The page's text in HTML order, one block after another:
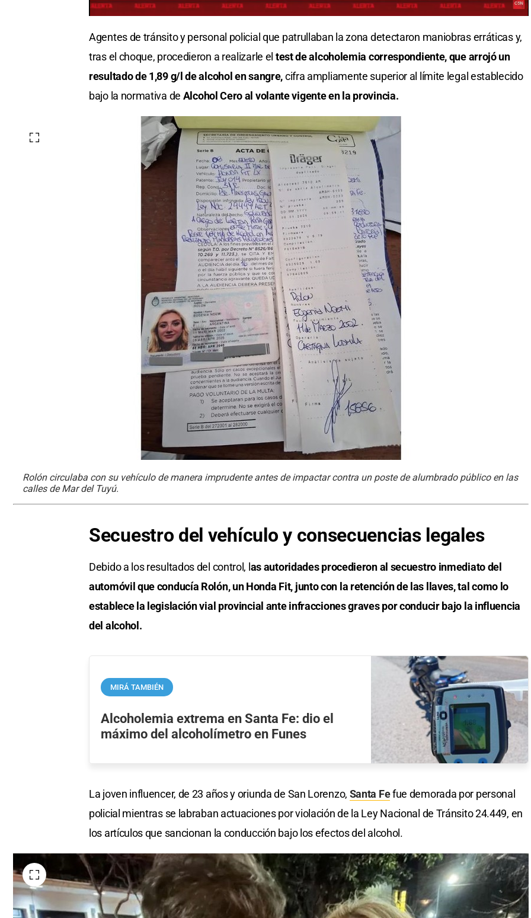
Agentes de tránsito y personal policial que patrullaban la zona detectaron maniobras erráticas y,
tras el choque, procedieron a realizarle el test de alcoholemia correspondiente, que arrojó un
resultado de 1,89 g/l de alcohol en sangre,cifra ampliamente superior al límite legal establecido
bajo la normativa de Alcohol Cero al volante vigente en la provincia.
Rolón circulaba con su vehículo de manera imprudente antes de impactar contra un poste de alumbrado público en las
calles de Mar del Tuyú.
Secuestro del vehículo y consecuencias legales
Debido a los resultados del control, las autoridades procedieron al secuestro inmediato del
automóvil que conducía Rolón, un Honda Fit, junto con la retención de las llaves, tal como lo
establece la legislación vial provincial ante infracciones graves por conducir bajo la influencia
del alcohol.
MIRÁ TAMBIÉN
Alcoholemia extrema en Santa Fe: dio el
máximo del alcoholímetro en Funes
La joven influencer, de 23 años y oriunda de San Lorenzo, Santa Fefue demorada por personal
policial mientras se labraban actuaciones por violación de la Ley Nacional de Tránsito 24.449, en
los artículos que sancionan la conducción bajo los efectos del alcohol.